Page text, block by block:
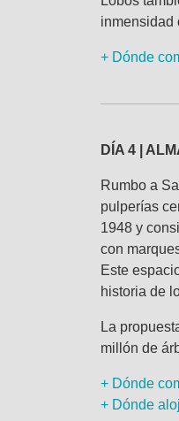
inmensidad
+ Dónde
DÍA 4 |
Rumbo a
pulperías
1948 y
con
Este
historia de
La
millón de
+ Dónde
+ Dónde